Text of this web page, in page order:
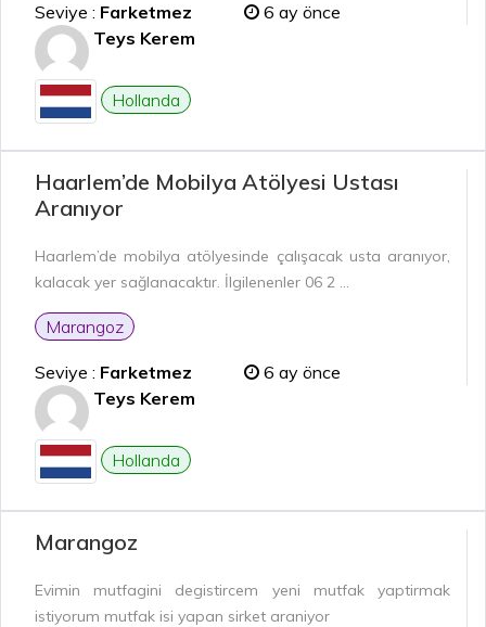
Seviye : Farketmez
6 ay önce
Teys Kerem
Hollanda
Haarlem’de Mobilya Atölyesi Ustası
Aranıyor
Haarlem’de mobilya atölyesinde çalışacak usta aranıyor,
kalacak yer sağlanacaktır. İlgilenenler 06 2 ...
Marangoz
Seviye : Farketmez
6 ay önce
Teys Kerem
Hollanda
Marangoz
Evimin mutfagini degistircem yeni mutfak yaptirmak
istiyorum mutfak isi yapan sirket araniyor